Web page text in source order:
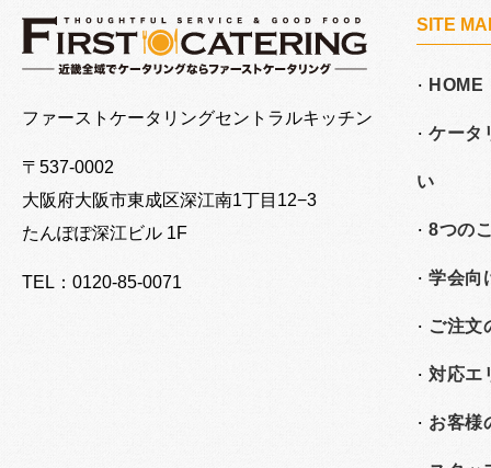
ファーストケータリングセントラルキッチン
〒537-0002
大阪府大阪市東成区深江南1丁目12−3
たんぽぽ深江ビル 1F
TEL：0120-85-0071
SITE
HOME
ケータ
い
8つの
学会向
ご注文
対応エ
お客様